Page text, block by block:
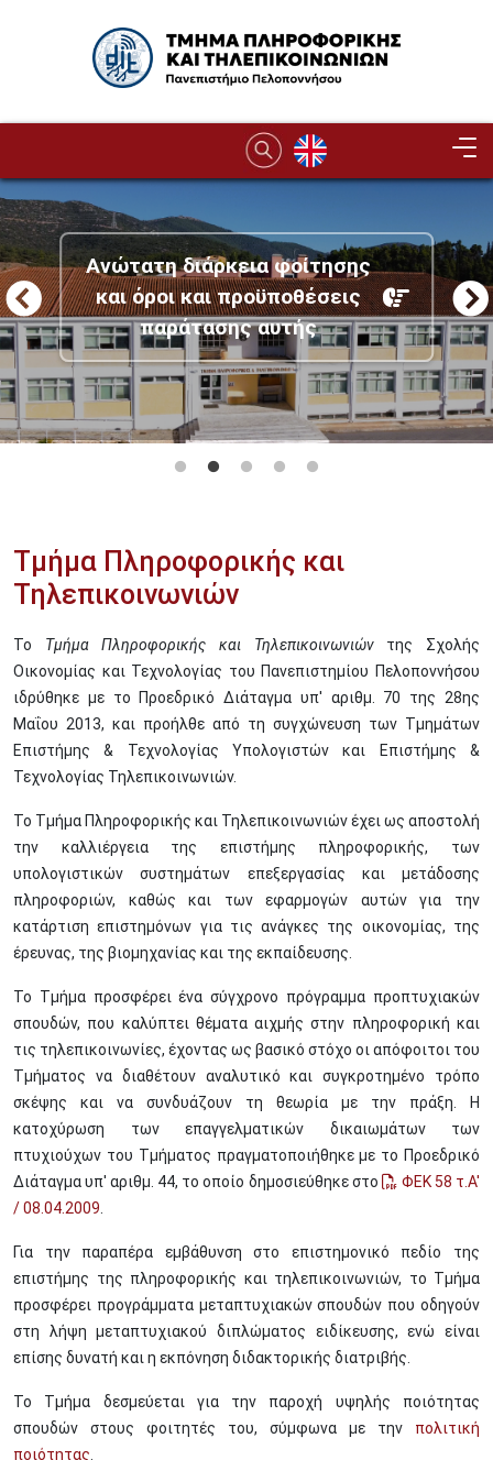
Image
Ανώτατη διάρκεια φοίτησης
και όροι και προϋποθέσεις
παράτασης αυτής
Τμήμα Πληροφορικής και
Τηλεπικοινωνιών
Το Τμήμα Πληροφορικής και Τηλεπικοινωνιώντης Σχολής
Οικονομίας και Τεχνολογίας του Πανεπιστημίου Πελοποννήσου
ιδρύθηκε με το Προεδρικό Διάταγμα υπ' αριθμ. 70 της 28ης
Μαΐου 2013, και προήλθε από τη συγχώνευση των Τμημάτων
Επιστήμης & Τεχνολογίας Υπολογιστών και Επιστήμης &
Τεχνολογίας Τηλεπικοινωνιών.
Το Τμήμα Πληροφορικής και Τηλεπικοινωνιών έχει ως αποστολή
την καλλιέργεια της επιστήμης πληροφορικής, των
υπολογιστικών συστημάτων επεξεργασίας και μετάδοσης
πληροφοριών, καθώς και των εφαρμογών αυτών για την
κατάρτιση επιστημόνων για τις ανάγκες της οικονομίας, της
έρευνας, της βιομηχανίας και της εκπαίδευσης.
Το Τμήμα προσφέρει ένα σύγχρονο πρόγραμμα προπτυχιακών
σπουδών, που καλύπτει θέματα αιχμής στην πληροφορική και
τις τηλεπικοινωνίες, έχοντας ως βασικό στόχο οι απόφοιτοι του
Τμήματος να διαθέτουν αναλυτικό και συγκροτημένο τρόπο
σκέψης και να συνδυάζουν τη θεωρία με την πράξη. Η
κατοχύρωση των επαγγελματικών δικαιωμάτων των
πτυχιούχων του Τμήματος πραγματοποιήθηκε με το Προεδρικό
Διάταγμα υπ' αριθμ. 44, το οποίο δημοσιεύθηκε στο
ΦΕΚ 58 τ.Α'
/ 08.04.2009
Για την παραπέρα εμβάθυνση στο επιστημονικό πεδίο της
επιστήμης της πληροφορικής και τηλεπικοινωνιών, το Τμήμα
προσφέρει προγράμματα μεταπτυχιακών σπουδών που οδηγούν
στη λήψη μεταπτυχιακού διπλώματος ειδίκευσης, ενώ είναι
επίσης δυνατή και η εκπόνηση διδακτορικής διατριβής.
Το Τμήμα δεσμεύεται για την παροχή υψηλής ποιότητας
σπουδών στους φοιτητές του, σύμφωνα με την πολιτική
ποιότητας